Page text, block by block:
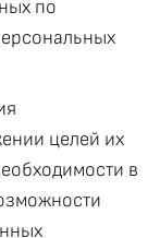
по
целей их
в